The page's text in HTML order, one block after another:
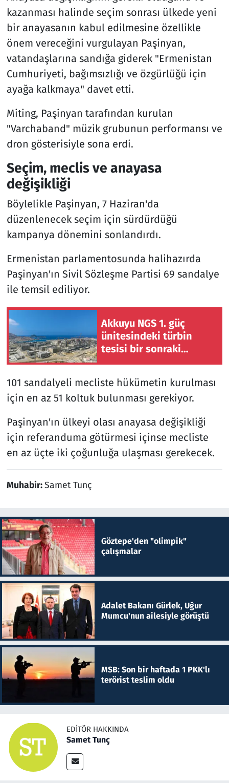
kazanması halinde seçim sonrası ülkede yeni
bir anayasanın kabul edilmesine özellikle
önem vereceğini vurgulayan Paşinyan,
vatandaşlarına sandığa giderek "Ermenistan
Cumhuriyeti, bağımsızlığı ve özgürlüğü için
ayağa kalkmaya" davet etti.
Miting, Paşinyan tarafından kurulan
"Varchaband" müzik grubunun performansı ve
dron gösterisiyle sona erdi.
Seçim, meclis ve anayasa
değişikliği
Böylelikle Paşinyan, 7 Haziran'da
düzenlenecek seçim için sürdürdüğü
kampanya dönemini sonlandırdı.
Ermenistan parlamentosunda halihazırda
Paşinyan'ın Sivil Sözleşme Partisi 69 sandalye
ile temsil ediliyor.
Akkuyu NGS 1. güç
ünitesindeki türbin
tesisi bir sonraki
101 sandalyeli mecliste hükümetin kurulması
için en az 51 koltuk bulunması gerekiyor.
Paşinyan'ın ülkeyi olası anayasa değişikliği
için referanduma götürmesi içinse mecliste
en az üçte iki çoğunluğa ulaşması gerekecek.
Muhabir:Samet Tunç
Göztepe'den "olimpik"
çalışmalar
Adalet Bakanı Gürlek, Uğur
Mumcu'nun ailesiyle görüştü
MSB: Son bir haftada 1 PKK'lı
terörist teslim oldu
EDITÖR HAKKINDA
Samet Tunç